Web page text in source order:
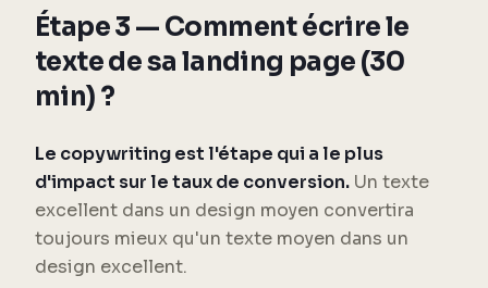
Étape 3 — Comment écrire le
texte de sa landing page (30
min) ?
Le copywriting est l'étape qui a le plus
d'impact sur le taux de conversion. Un texte
excellent dans un design moyen convertira
toujours mieux qu'un texte moyen dans un
design excellent.